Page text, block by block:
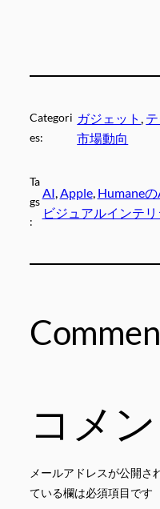
Categori
es:
ガジェット ,
市場動向
Ta
gs
:
AI, Apple, Humane
ビジュアルインテ
コメ
メールアドレスが公開さ
ている欄は必須項目です